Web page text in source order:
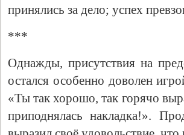
принялись за дело; успех
***
Однажды, присутствия на
остался особенно доволен
«Ты так хорошо, так горячо
приподнялась накладка!».